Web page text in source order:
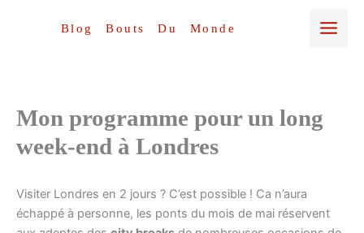
Blog Bouts Du Monde
Mon programme pour un long
week-end à Londres
Visiter Londres en 2 jours ? C’est possible ! Ca n’aura
échappé à personne, les ponts du mois de mai réservent